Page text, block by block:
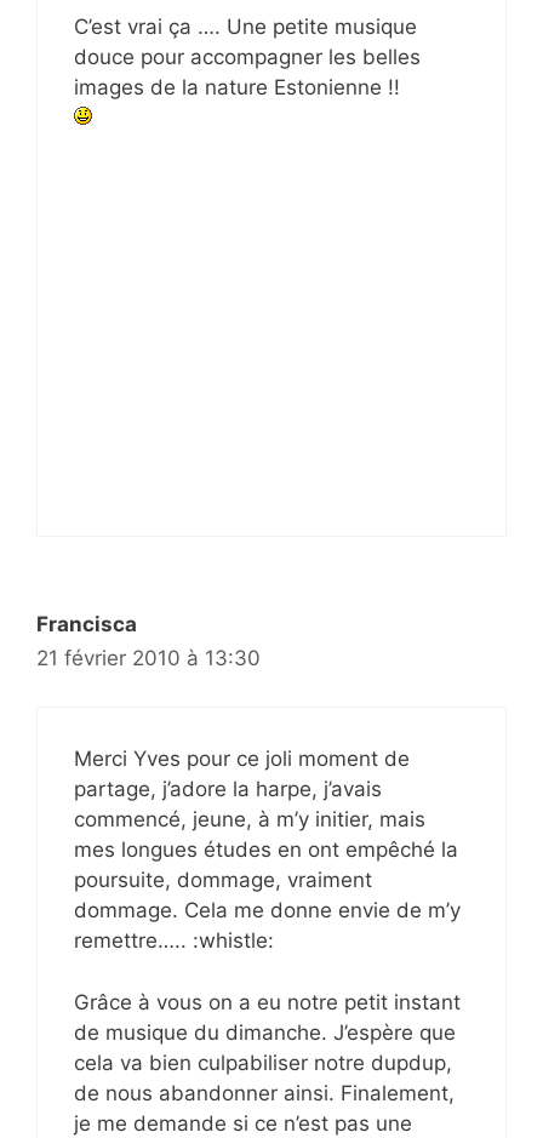
C’est vrai ça …. Une petite musique
douce pour accompagner les belles
images de la nature Estonienne !!
Francisca
21 février 2010 à 13:30
Merci Yves pour ce joli moment de
partage, j’adore la harpe, j’avais
commencé, jeune, à m’y initier, mais
mes longues études en ont empêché la
poursuite, dommage, vraiment
dommage. Cela me donne envie de m’y
remettre….. :whistle:
Grâce à vous on a eu notre petit instant
de musique du dimanche. J’espère que
cela va bien culpabiliser notre dupdup,
de nous abandonner ainsi. Finalement,
je me demande si ce n’est pas une